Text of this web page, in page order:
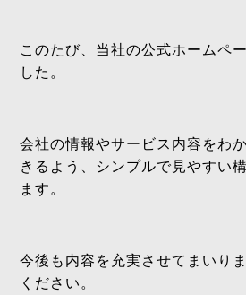
このたび、当社の公式ホームペ
した。
会社の情報やサービス内容をわ
きるよう、シンプルで見やすい
ます。
今後も内容を充実させてまいり
ください。